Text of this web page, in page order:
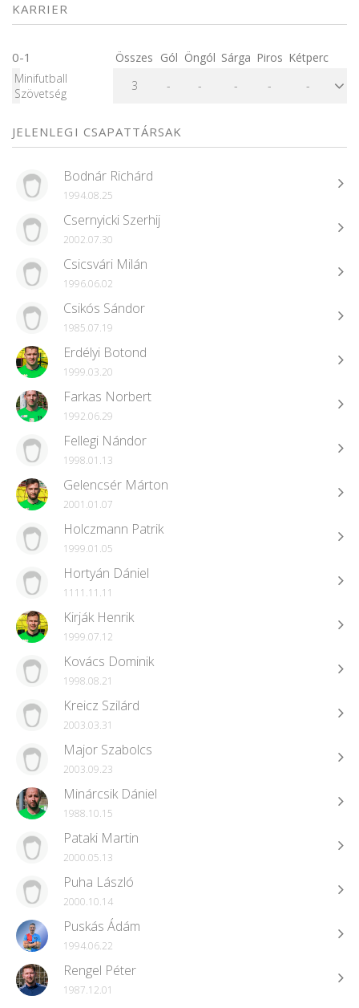
KARRIER
0-1 Összes Gól Öngól Sárga Piros Kétperc
Minifutball
Szövetség
3 - - - - -
JELENLEGI CSAPATTÁRSAK
Bodnár Richárd
1994.08.25
Csernyicki Szerhij
2002.07.30
Csicsvári Milán
1996.06.02
Csikós Sándor
1985.07.19
Erdélyi Botond
1999.03.20
Farkas Norbert
1992.06.29
Fellegi Nándor
1998.01.13
Gelencsér Márton
2001.01.07
Holczmann Patrik
1999.01.05
Hortyán Dániel
1111.11.11
Kirják Henrik
1999.07.12
Kovács Dominik
1998.08.21
Kreicz Szilárd
2003.03.31
Major Szabolcs
2003.09.23
Minárcsik Dániel
1988.10.15
Pataki Martin
2000.05.13
Puha László
2000.10.14
Puskás Ádám
1994.06.22
Rengel Péter
1987.12.01